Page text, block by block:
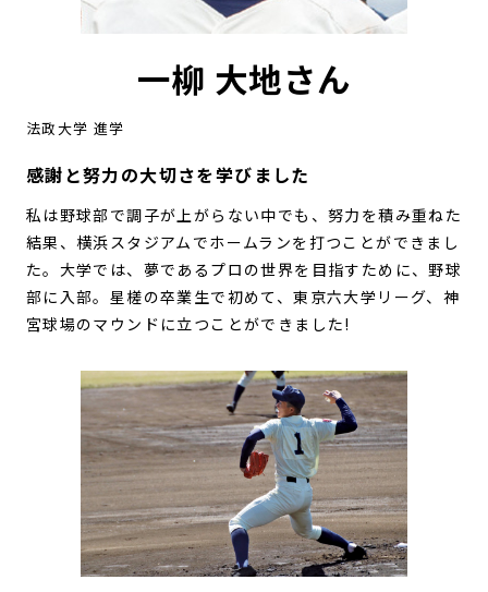
一柳 大地さん
法政大学 進学
感謝と努力の大切さを学びました
私は野球部で調子が上がらない中でも、努力を積み重ねた
結果、横浜スタジアムでホームランを打つことができまし
た。大学では、夢であるプロの世界を目指すために、野球
部に入部。星槎の卒業生で初めて、東京六大学リーグ、神
宮球場のマウンドに立つことができました!